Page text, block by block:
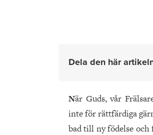
Dela den här
När Guds, vår
inte för rättfärdiga
bad till ny födelse och